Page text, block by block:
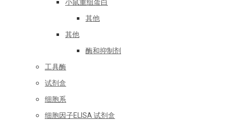
小鼠重组蛋白
其他
其他
酶和抑制剂
工具酶
试剂盒
细胞系
细胞因子ELISA 试剂盒